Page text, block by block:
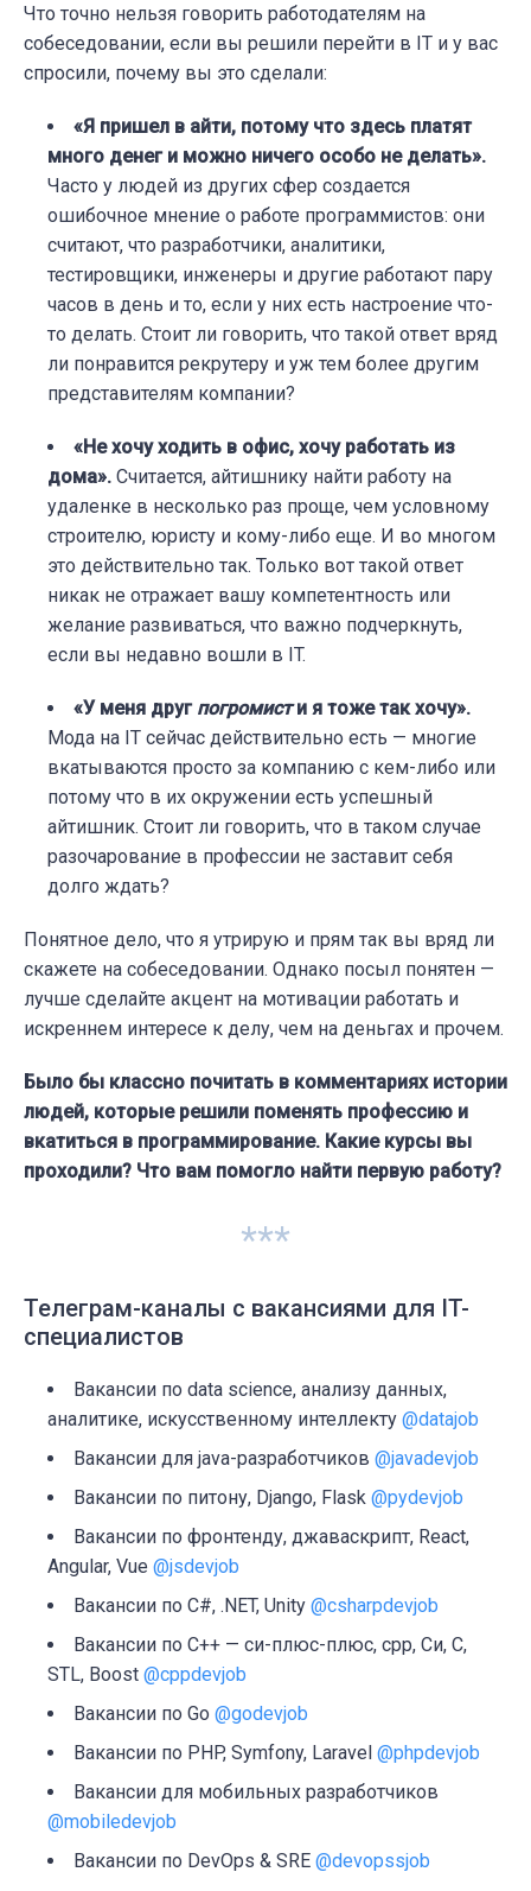
Что точно нельзя говорить работодателям на
собеседовании, если вы решили перейти в IT и у вас
спросили, почему вы это сделали:
«Я пришел в айти, потому что здесь платят
много денег и можно ничего особо не делать».
Часто у людей из других сфер создается
ошибочное мнение о работе программистов: они
считают, что разработчики, аналитики,
тестировщики, инженеры и другие работают пару
часов в день и то, если у них есть настроение что-
то делать. Стоит ли говорить, что такой ответ вряд
ли понравится рекрутеру и уж тем более другим
представителям компании?
«Не хочу ходить в офис, хочу работать из
дома». Считается, айтишнику найти работу на
удаленке в несколько раз проще, чем условному
строителю, юристу и кому-либо еще. И во многом
это действительно так. Только вот такой ответ
никак не отражает вашу компетентность или
желание развиваться, что важно подчеркнуть,
если вы недавно вошли в IT.
«У меня друг погромисти я тоже так хочу».
Мода на IT сейчас действительно есть — многие
вкатываются просто за компанию с кем-либо или
потому что в их окружении есть успешный
айтишник. Стоит ли говорить, что в таком случае
разочарование в профессии не заставит себя
долго ждать?
Понятное дело, что я утрирую и прям так вы вряд ли
скажете на собеседовании. Однако посыл понятен —
лучше сделайте акцент на мотивации работать и
искреннем интересе к делу, чем на деньгах и прочем.
Было бы классно почитать в комментариях истории
людей, которые решили поменять профессию и
вкатиться в программирование. Какие курсы вы
проходили? Что вам помогло найти первую работу?
***
Телеграм-каналы с вакансиями для IT-
специалистов
Вакансии по data science, анализу данных,
аналитике, искусственному интеллекту @datajob
Вакансии для java-разработчиков @javadevjob
Вакансии по питону, Django, Flask @pydevjob
Вакансии по фронтенду, джаваскрипт, React,
Angular, Vue @jsdevjob
Вакансии по C#, .NET, Unity @csharpdevjob
Вакансии по C++ — си-плюс-плюс, cpp, Си, C,
STL, Boost @cppdevjob
Вакансии по Go @godevjob
Вакансии по PHP, Symfony, Laravel @phpdevjob
Вакансии для мобильных разработчиков
@mobiledevjob
Вакансии по DevOps & SRE @devopssjob